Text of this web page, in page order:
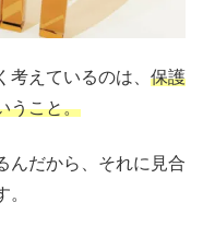
えているのは、 保護
うこと。
んだから、それに見合